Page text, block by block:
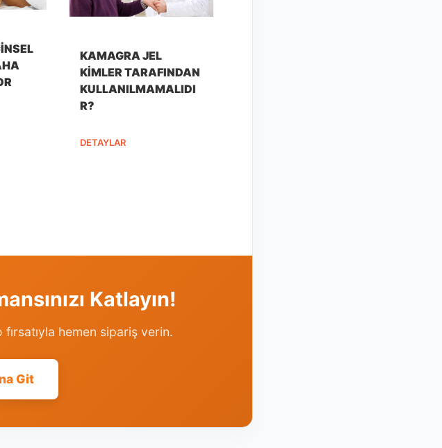
KAMAGRA JEL
KIMLER TARAFINDAN
KULLANILMAMALIDI
R?
DETAYLAR
Katlayın!
hemen sipariş verin.
Git